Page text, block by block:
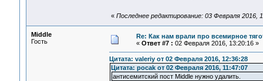
« Последнее редактирование: 03 Февраля 2016,
Middle
Гость
Re: Как нам врали про всемирное
« Ответ #7 : 02 Февраля 2016, 13:20:16 »
Цитата: valeriy от 02 Февраля 2016, 12:36:28
Цитата: pocak от 02 Февраля 2016, 11:47:07
антисемитский пост Middle нужно удалить.